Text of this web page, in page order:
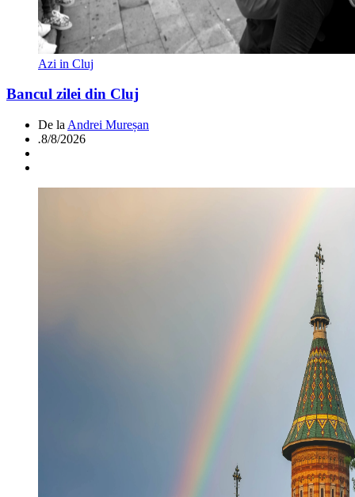
Azi in Cluj
Bancul zilei din Cluj
De la Andrei Mureșan
.8/8/2026